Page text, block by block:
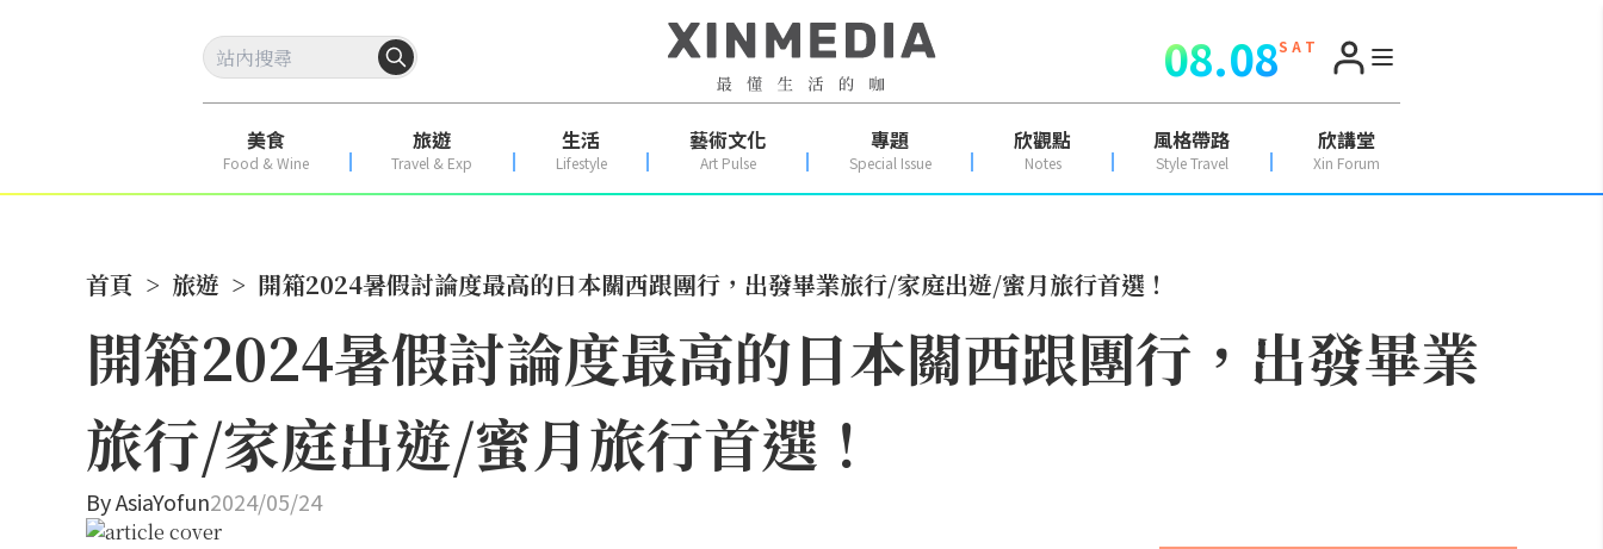
08.08S A T
美食
Food & Wine
旅遊
Travel & Exp
生活
Lifestyle
藝術文化
Art Pulse
專題
Special Issue
欣觀點
Notes
風格帶路
Style Travel
欣講堂
Xin Forum
首頁 > 旅遊 > 開箱2024暑假討論度最高的日本關西跟團行，出發畢業旅行/家庭出遊/蜜月旅行首選！
開箱2024暑假討論度最高的日本關西跟團行，出發畢業
旅行/家庭出遊/蜜月旅行首選！
ByAsiaYofun2024/05/24